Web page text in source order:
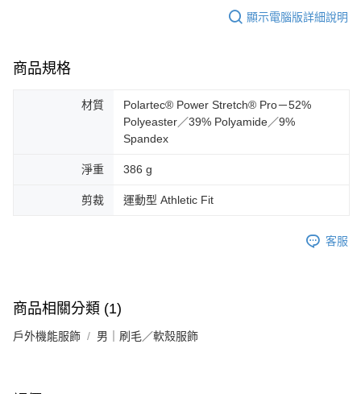
顯示電腦版詳細說明
商品規格
材質
Polartec® Power Stretch® Pro－52%
Polyeaster／39% Polyamide／9%
Spandex
淨重 386 g
剪裁 運動型 Athletic Fit
客服
商品相關分類 (1)
戶外機能服飾 男｜刷毛／軟殼服飾